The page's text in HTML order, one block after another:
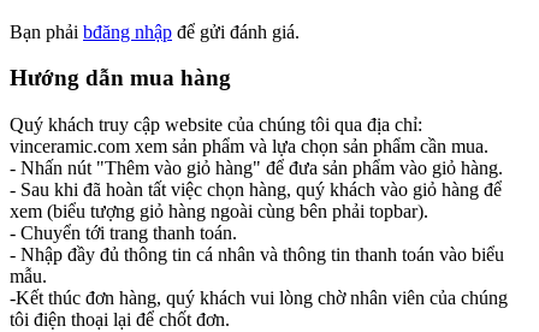
Bạn phải bđăng nhập để gửi đánh giá.
Hướng dẫn mua hàng
Quý khách truy cập website của chúng tôi qua địa chỉ:
vinceramic.com xem sản phẩm và lựa chọn sản phẩm cần mua.
- Nhấn nút "Thêm vào giỏ hàng" để đưa sản phẩm vào giỏ hàng.
- Sau khi đã hoàn tất việc chọn hàng, quý khách vào giỏ hàng để
xem (biểu tượng giỏ hàng ngoài cùng bên phải topbar).
- Chuyển tới trang thanh toán.
- Nhập đầy đủ thông tin cá nhân và thông tin thanh toán vào biểu
mẫu.
-Kết thúc đơn hàng, quý khách vui lòng chờ nhân viên của chúng
tôi điện thoại lại để chốt đơn.